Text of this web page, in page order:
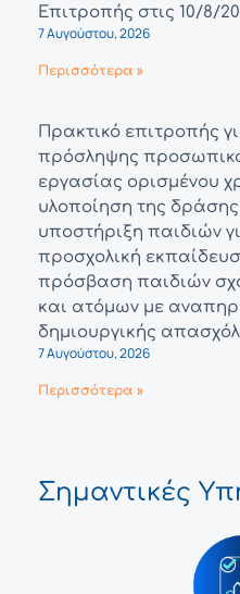
Επιτροπής στις 10/8/
7 Αυγούστου, 2026
Περισσότερα »
Πρακτικό επιτροπής
πρόσληψης
εργασίας ορισμένου
υλοποίηση της
υποστήριξη παιδιών
προσχολική
πρόσβαση παιδιών
και ατόμων με
δημιουργικής
7 Αυγούστου, 2026
Περισσότερα »
Σημαντικές